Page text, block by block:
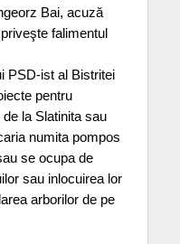
Bai, acuză
falimentul
PSD-ist al Bistritei
pentru
la Slatinita sau
numita pompos
se ocupa de
sau inlocuirea lor
arborilor de pe